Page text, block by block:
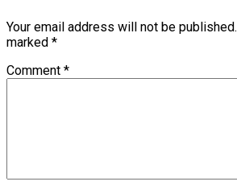
Your email address will not be published.
marked *
Comment *